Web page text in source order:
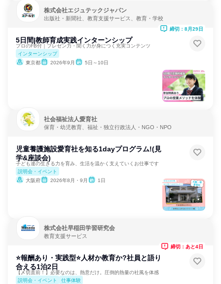
株式会社エジュテックジャパン
出版社・新聞社、教育支援サービス、教育・学校
5日間|教師育成実践インターンシップ
プロのFB付｜プレゼン力・聞く力が身につく充実コンテンツ
インターンシップ
東京都
2026年9月 5日～10日
締切：8月29日
社会福祉法人愛育社
保育・幼児教育、福祉・独立行政法人・NGO・NPO
児童養護施設愛育社を知る1dayプログラム!(見
学&座談会)
子ども達の生きる力を育み、生活を温かく支えていくお仕事です
説明会・イベント
大阪府
2026年8月・9月 1日
株式会社早稲田学習研究会
教育支援サービス
⭐報酬あり・実践型⭐人材か教育か?社員と語り
合える1泊2日
【〆切直前！】必要なのは、熱意だけ。圧倒的熱量の社風を体感
説明会・イベント
仕事体験
締切：あと4日